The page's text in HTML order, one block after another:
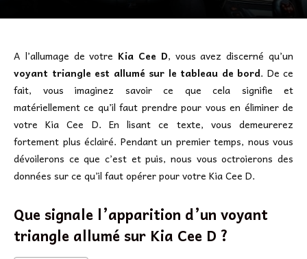
A l’allumage de votre Kia Cee D, vous avez discerné qu’un
voyant triangle est allumé sur le tableau de bord. De ce
fait, vous imaginez savoir ce que cela signifie et
matériellement ce qu’il faut prendre pour vous en éliminer de
votre Kia Cee D. En lisant ce texte, vous demeurerez
fortement plus éclairé. Pendant un premier temps, nous vous
dévoilerons ce que c’est et puis, nous vous octroierons des
données sur ce qu’il faut opérer pour votre Kia Cee D.
Que signale l’apparition d’un voyant
triangle allumé sur Kia Cee D ?